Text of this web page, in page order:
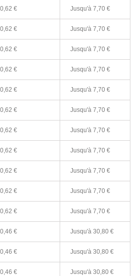
0,62 € Jusqu'à 7,70 €
0,62 € Jusqu'à 7,70 €
0,62 € Jusqu'à 7,70 €
0,62 € Jusqu'à 7,70 €
0,62 € Jusqu'à 7,70 €
0,62 € Jusqu'à 7,70 €
0,62 € Jusqu'à 7,70 €
0,62 € Jusqu'à 7,70 €
0,62 € Jusqu'à 7,70 €
0,62 € Jusqu'à 7,70 €
0,62 € Jusqu'à 7,70 €
0,46 € Jusqu'à 30,80 €
0,46 € Jusqu'à 30,80 €
0,46 € Jusqu'à 30,80 €